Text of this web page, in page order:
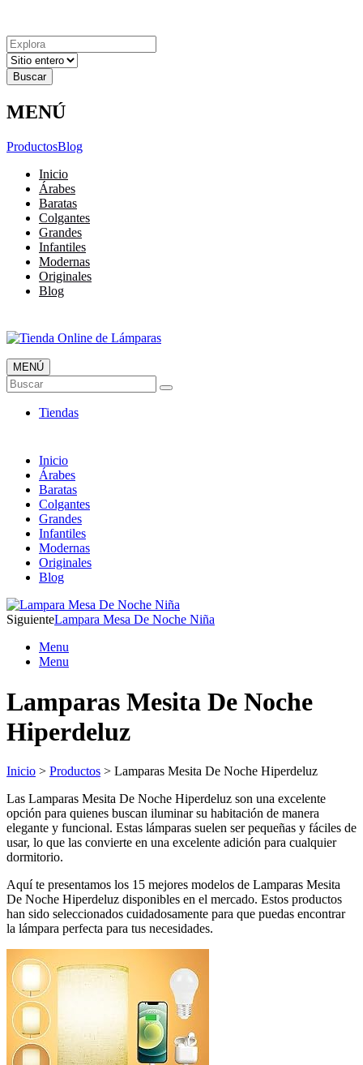
Resultados
para
MENÚ
ProductosBlog
Inicio
Árabes
Baratas
Colgantes
Grandes
Infantiles
Modernas
Originales
Blog
Tienda Online de Lámparas
TOP en Ventas
MENÚ
Buscar
Tiendas
Inicio
Árabes
Baratas
Colgantes
Grandes
Infantiles
Modernas
Originales
Blog
SiguienteLampara Mesa De Noche Niña
Menu
Menu
Lamparas Mesita De Noche
Hiperdeluz
Inicio > Productos > Lamparas Mesita De Noche Hiperdeluz
Las Lamparas Mesita De Noche Hiperdeluz son una excelente
opción para quienes buscan iluminar su habitación de manera
elegante y funcional. Estas lámparas suelen ser pequeñas y fáciles de
usar, lo que las convierte en una excelente adición para cualquier
dormitorio.
Aquí te presentamos los 15 mejores modelos de Lamparas Mesita
De Noche Hiperdeluz disponibles en el mercado. Estos productos
han sido seleccionados cuidadosamente para que puedas encontrar
la lámpara perfecta para tus necesidades.